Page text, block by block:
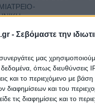
- Σεβόμαστε την
συνεργάτες μας
όπως διευθύνσεις
και το περιεχόμενο με
διαφημίσεων και του
τις διαφημίσεις και το
15/10/2026